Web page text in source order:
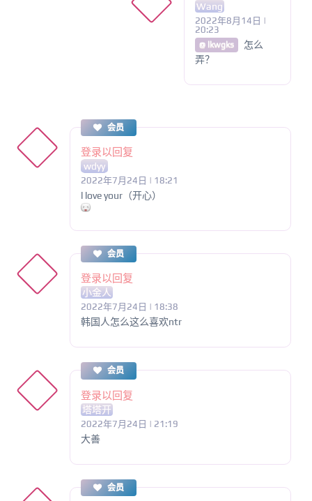
Wang
2022年8月14日 |
20:23
@ lkwgks
怎么
弄？
会员
登录以回复
wdyy
2022年7月24日 | 18:21
l love your（开心）
会员
登录以回复
小金人
2022年7月24日 | 18:38
韩国人怎么这么喜欢ntr
会员
登录以回复
塔塔开
2022年7月24日 | 21:19
大善
会员